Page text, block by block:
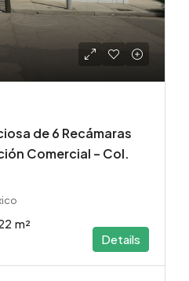
de 6 Recámaras
Comercial – Col.
m²
Details